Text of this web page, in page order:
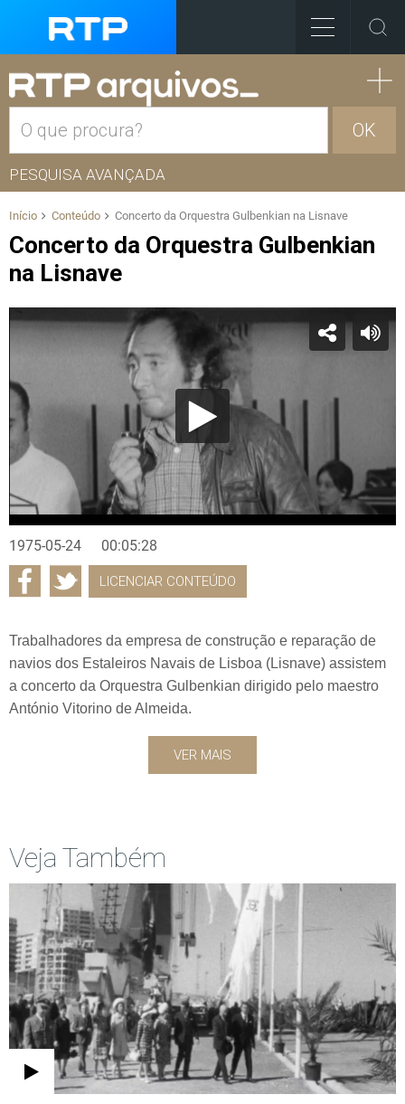
OK
PESQUISA AVANÇADA
Início Conteúdo Concerto da Orquestra Gulbenkian na Lisnave
Concerto da Orquestra Gulbenkian
na Lisnave
1975-05-24 00:05:28
LICENCIAR CONTEÚDO
Trabalhadores da empresa de construção e reparação de
navios dos Estaleiros Navais de Lisboa (Lisnave) assistem
a concerto da Orquestra Gulbenkian dirigido pelo maestro
António Vitorino de Almeida.
VER MAIS
Veja Também